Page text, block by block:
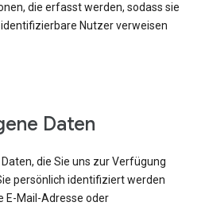
die erfasst werden, sodass sie
Nutzer verweisen
Daten
die Sie uns zur Verfügung
persönlich identifiziert werden
E-Mail-Adresse oder